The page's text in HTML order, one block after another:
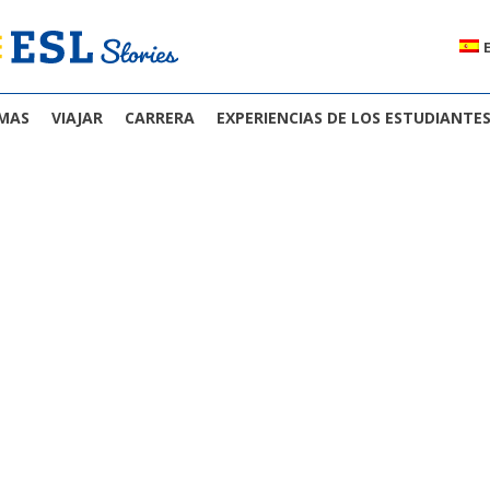
VIAJAR CARRERA EXPERIENCIAS DE LOS ESTUDIANTES